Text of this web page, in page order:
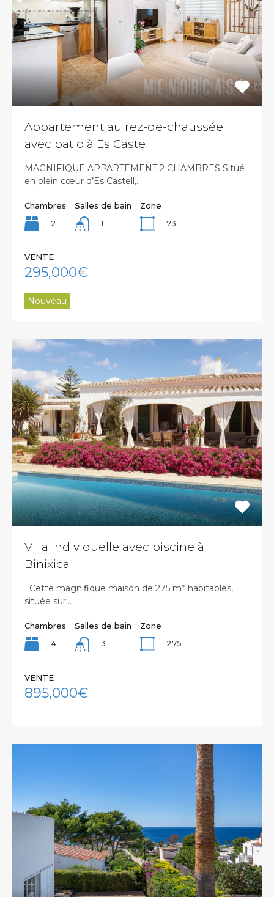
Appartement au rez-de-chaussée
avec patio à Es Castell
MAGNIFIQUE APPARTEMENT 2 CHAMBRES Situé
en plein cœur d’Es Castell,…
Chambres
2
Salles de bain
1
Zone
73
VENTE
295,000€
Nouveau
Villa individuelle avec piscine à
Binixica
Cette magnifique maison de 275 m² habitables,
située sur…
Chambres
4
Salles de bain
3
Zone
275
VENTE
895,000€